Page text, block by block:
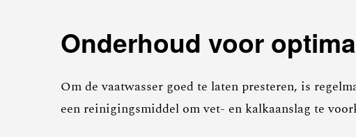
Onderhoud voor
Om de vaatwasser goed te laten presteren, is
een reinigingsmiddel om vet- en kalkaanslag te